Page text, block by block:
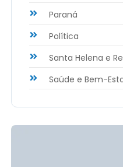
Paraná
Política
Santa Helena e
Saúde e Bem-